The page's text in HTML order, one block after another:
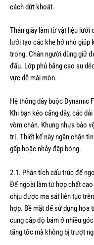
cách dứt khoát.
Thân giày làm từ vật liệu lưới
lưới tạo các khe hở nhỏ giúp
trong. Chân người dùng giữ
đấu. Lớp phủ bằng cao su
vực dễ mài mòn.
Hệ thống dây buộc Dynamic
Khi bạn kéo căng dây, các
vòm chân. Khung nhựa bảo
trí. Thiết kế này ngăn chặn
gấp hoặc nhảy đập bóng.
2.1. Phân tích cấu trúc đế
Đế ngoài làm từ hợp chất
chịu được ma sát liên tục
hợp. Bề mặt đế sử dụng họa
cung cấp độ bám ở nhiều
tăng tốc mà không bị trượt